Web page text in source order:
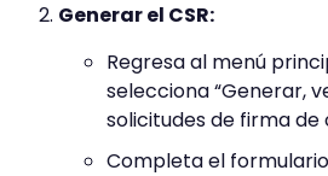
Generar el CSR:
Regresa al menú
selecciona “Generar,
solicitudes de firma de
Completa el